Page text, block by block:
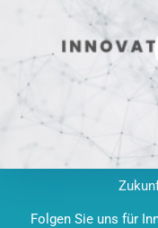
Folgen Sie uns für